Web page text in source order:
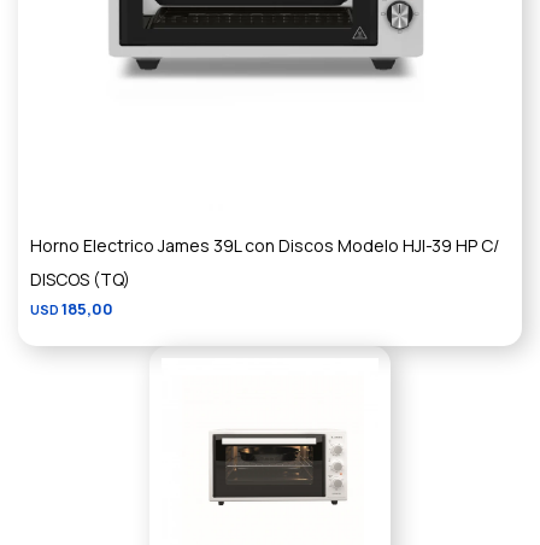
Horno Electrico James 39L con Discos Modelo HJI-39 HP C/
DISCOS (TQ)
USD 185,00